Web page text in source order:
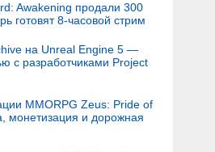
Awakening продали 300
готовят 8-часовой стрим
на Unreal Engine 5 —
с разработчиками Project
MMORPG Zeus: Pride of
монетизация и дорожная